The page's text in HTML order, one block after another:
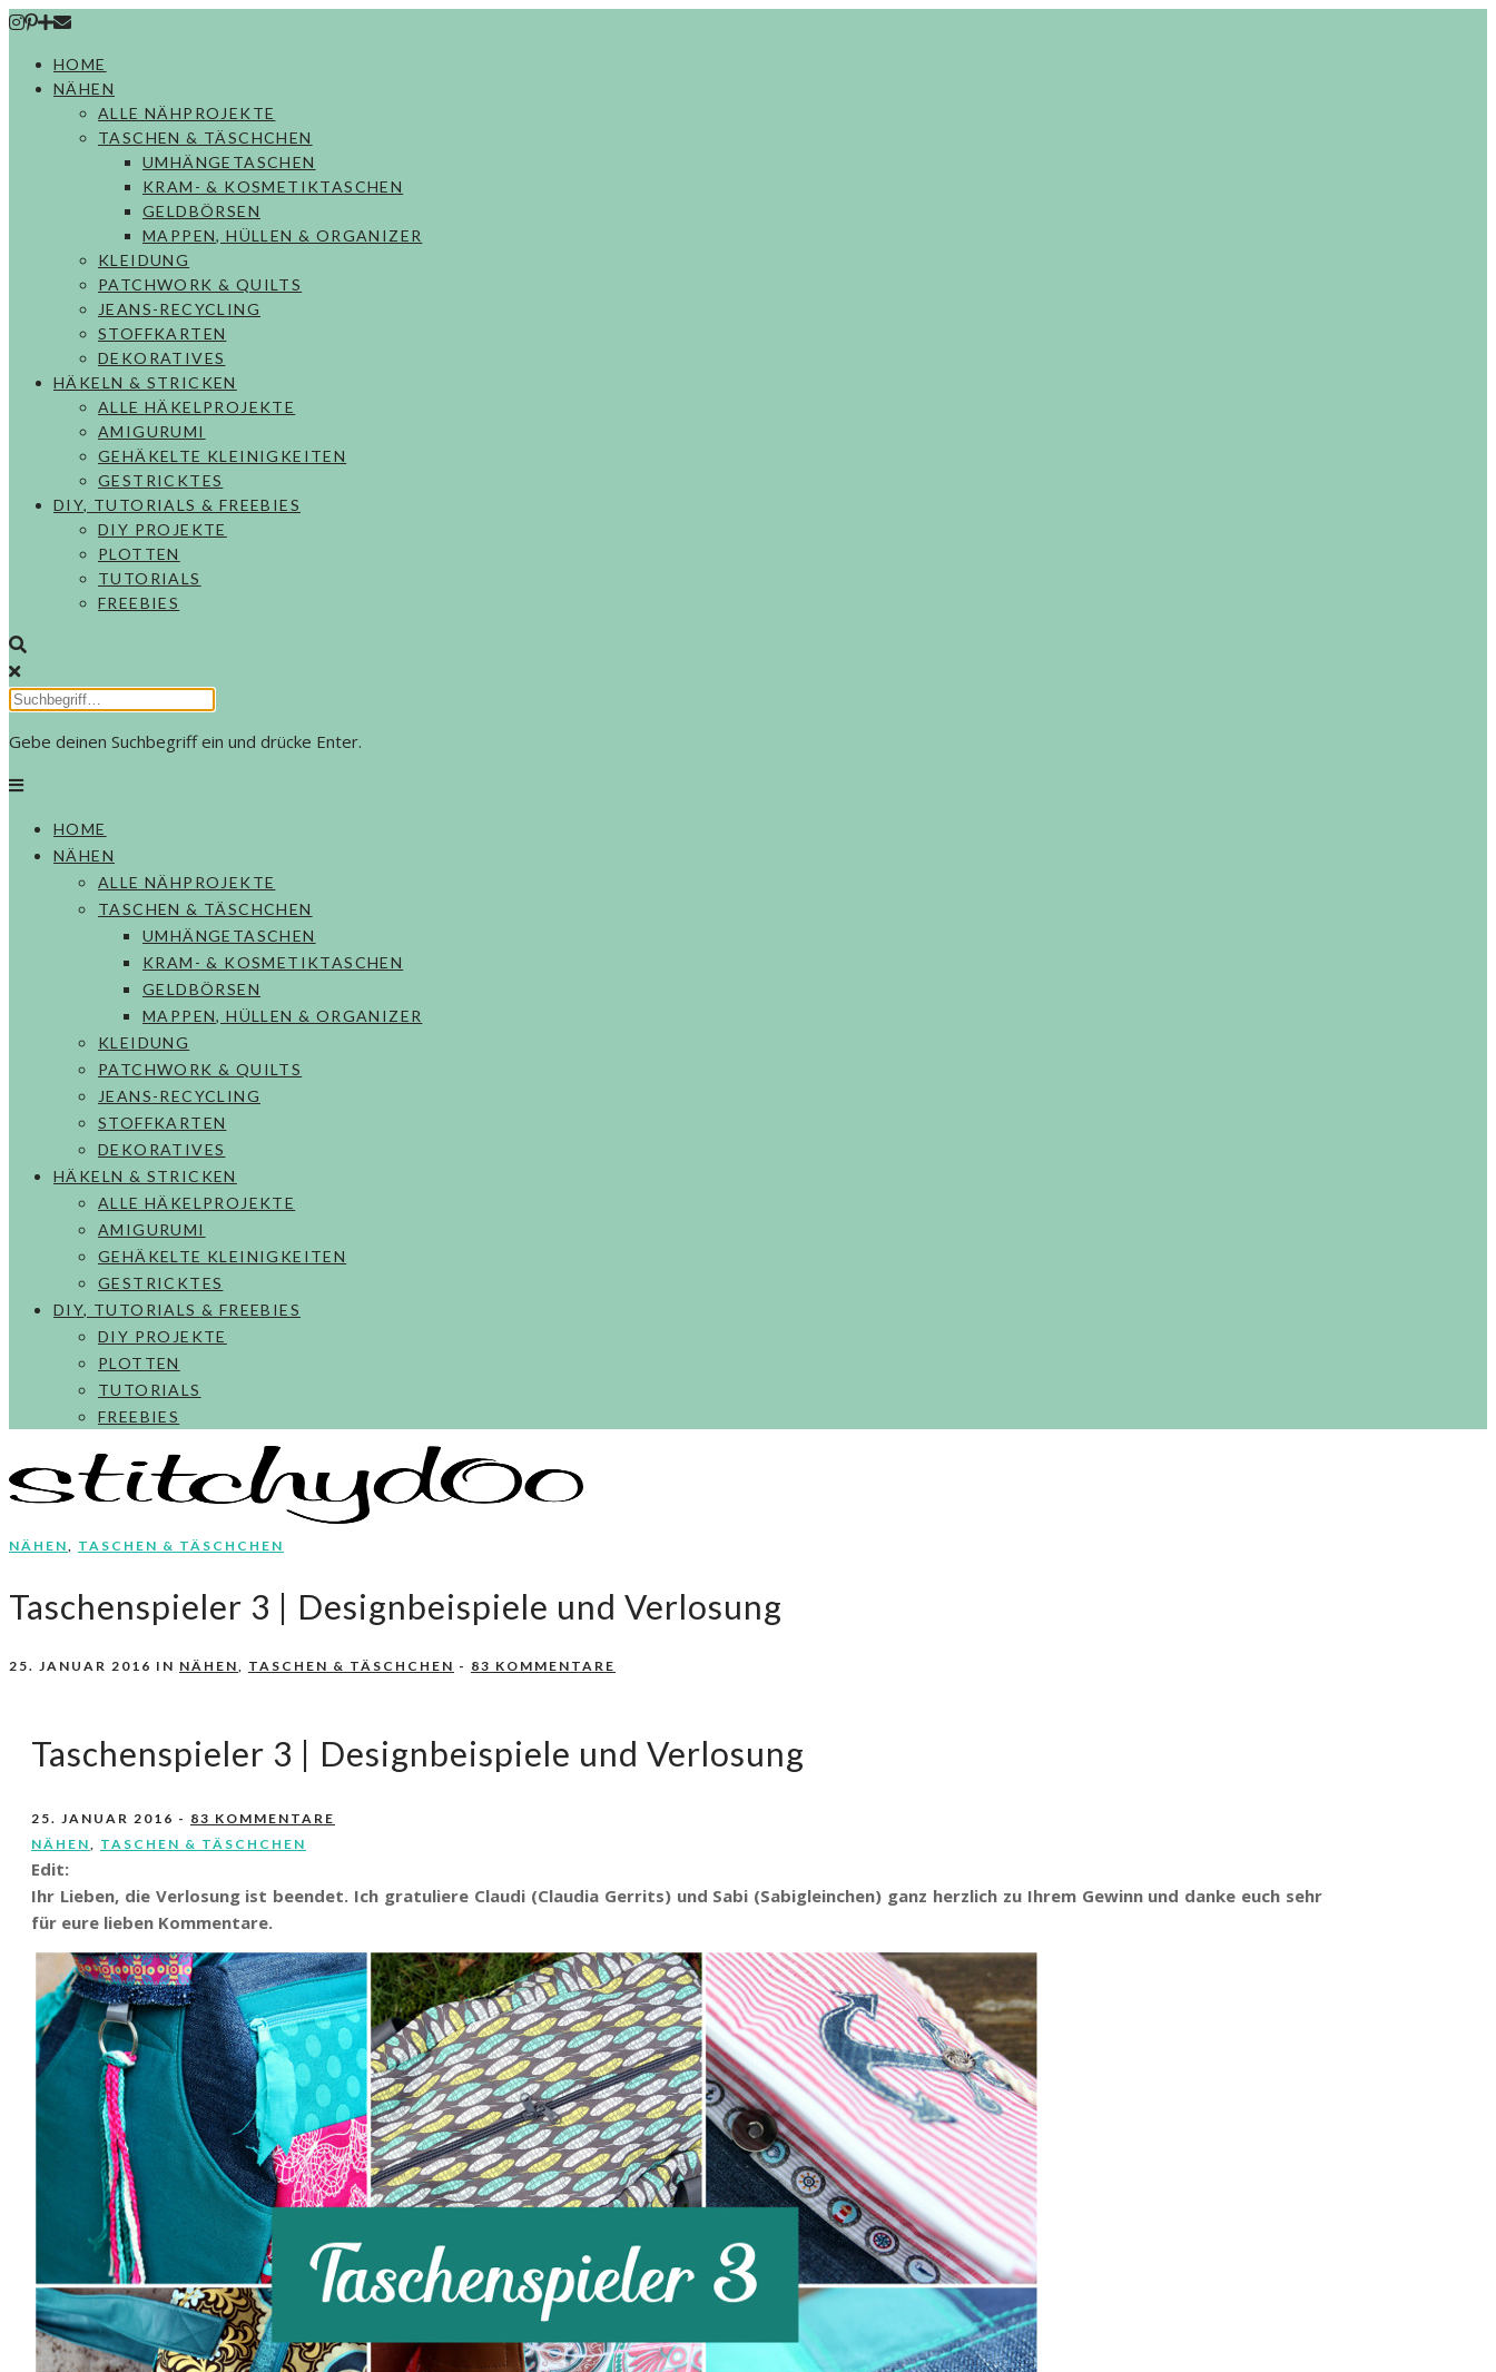
Skip
contentHOME
NÄHEN
ALLE NÄHPROJEKTE
TASCHEN & TÄSCHCHEN
UMHÄNGETASCHEN
KRAM- & KOSMETIKTASCHEN
GELDBÖRSEN
MAPPEN, HÜLLEN & ORGANIZER
KLEIDUNG
PATCHWORK & QUILTS
JEANS-RECYCLING
STOFFKARTEN
DEKORATIVES
HÄKELN & STRICKEN
ALLE HÄKELPROJEKTE
AMIGURUMI
GEHÄKELTE KLEINIGKEITEN
GESTRICKTES
DIY, TUTORIALS & FREEBIES
DIY PROJEKTE
PLOTTEN
TUTORIALS
FREEBIES
Gebe deinen Suchbegriff ein und drücke Enter.
HOME
NÄHEN
ALLE NÄHPROJEKTE
TASCHEN & TÄSCHCHEN
UMHÄNGETASCHEN
KRAM- & KOSMETIKTASCHEN
GELDBÖRSEN
MAPPEN, HÜLLEN & ORGANIZER
KLEIDUNG
PATCHWORK & QUILTS
JEANS-RECYCLING
STOFFKARTEN
DEKORATIVES
HÄKELN & STRICKEN
ALLE HÄKELPROJEKTE
AMIGURUMI
GEHÄKELTE KLEINIGKEITEN
GESTRICKTES
DIY, TUTORIALS & FREEBIES
DIY PROJEKTE
PLOTTEN
TUTORIALS
FREEBIES
NÄHEN, TASCHEN & TÄSCHCHEN
Taschenspieler 3 | Designbeispiele und Verlosung
25. JANUAR 2016 IN NÄHEN, TASCHEN & TÄSCHCHEN - 83 KOMMENTARE
Taschenspieler 3 | Designbeispiele und Verlosung
25. JANUAR 2016 - 83 KOMMENTARE
NÄHEN
TASCHEN & TÄSCHCHEN
Edit:
Ihr Lieben, die Verlosung ist beendet. Ich gratuliere Claudi (Claudia Gerrits) und Sabi (Sabigleinchen) ganz herzlich zu Ihrem Gewinn und danke euch sehr
für eure lieben Kommentare.